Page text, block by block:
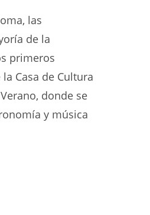
las
de la
primeros
Casa de Cultura
donde se
y música